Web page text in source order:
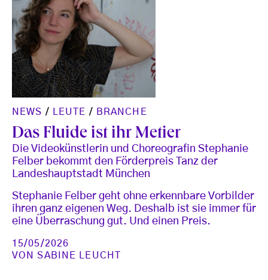
NEWS / LEUTE / BRANCHE
Das Fluide ist ihr Metier
Die Videokünstlerin und Choreografin Stephanie
Felber bekommt den Förderpreis Tanz der
Landeshauptstadt München
Stephanie Felber geht ohne erkennbare Vorbilder
ihren ganz eigenen Weg. Deshalb ist sie immer für
eine Überraschung gut. Und einen Preis.
15/05/2026
VONSABINE LEUCHT